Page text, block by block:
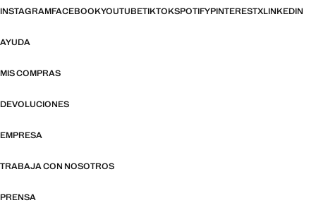
INSTAGRAMFACEBOOKYOUTUBETIKTOKSPOTIFYPINTERESTXLINKEDIN
AYUDA
MIS COMPRAS
DEVOLUCIONES
EMPRESA
TRABAJA CON NOSOTROS
PRENSA